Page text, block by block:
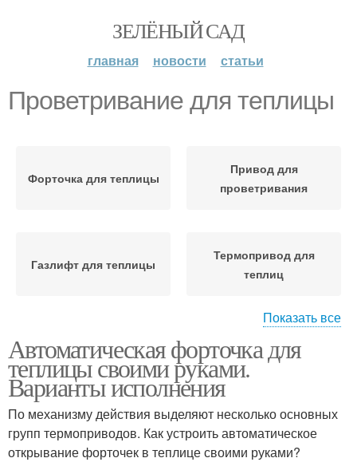
ЗЕЛЁНЫЙ САД
главная новости статьи
Проветривание для теплицы
Форточка для теплицы
Привод для
проветривания
Газлифт для теплицы
Термопривод для
теплиц
Привод для теплицы
проветривание
Показать все
Автоматическая форточка для
теплицы своими руками.
Варианты исполнения
По механизму действия выделяют несколько основных
групп термоприводов. Как устроить автоматическое
открывание форточек в теплице своими руками?